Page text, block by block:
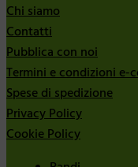
Chi siamo
Contatti
Pubblica con noi
Termini e condizioni e-
Spese di spedizione
Privacy Policy
Cookie Policy